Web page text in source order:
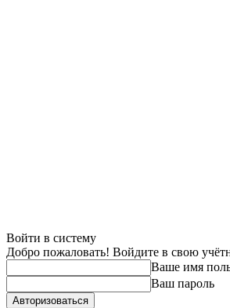
Войти в систему
Добро пожаловать! Войдите в свою
Ваше имя
Ваш пароль